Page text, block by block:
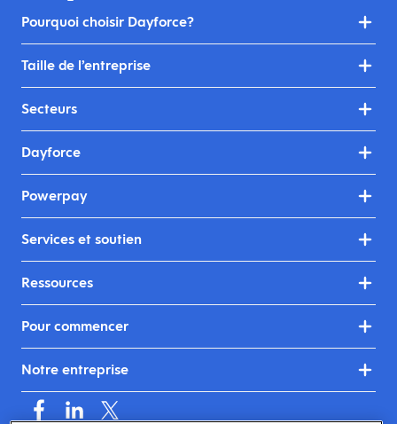
Pourquoi choisir Dayforce?
Taille de l’entreprise
Secteurs
Dayforce
Powerpay
Services et soutien
Ressources
Pour commencer
Notre entreprise